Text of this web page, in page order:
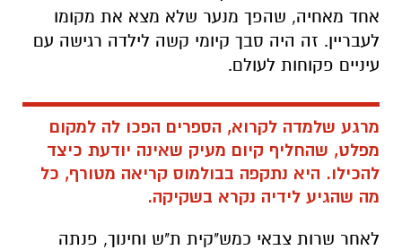
אחד מאחיה, שהפך מנער שלא מצא את מקומו
לעבריין. זה היה סבך קיומי קשה לילדה רגישה עם
עיניים פקוחות לעולם.
מרגע שלמדה לקרוא, הספרים הפכו לה למקום
מפלט, שהחליף קיום מעיק שאינה יודעת כיצד
להכילו. היא נתקפה בבולמוס קריאה מטורף, כל
מה שהגיע לידיה נקרא בשקיקה.
לאחר שרות צבאי כמש"קית ת"ש וחינוך, פנתה